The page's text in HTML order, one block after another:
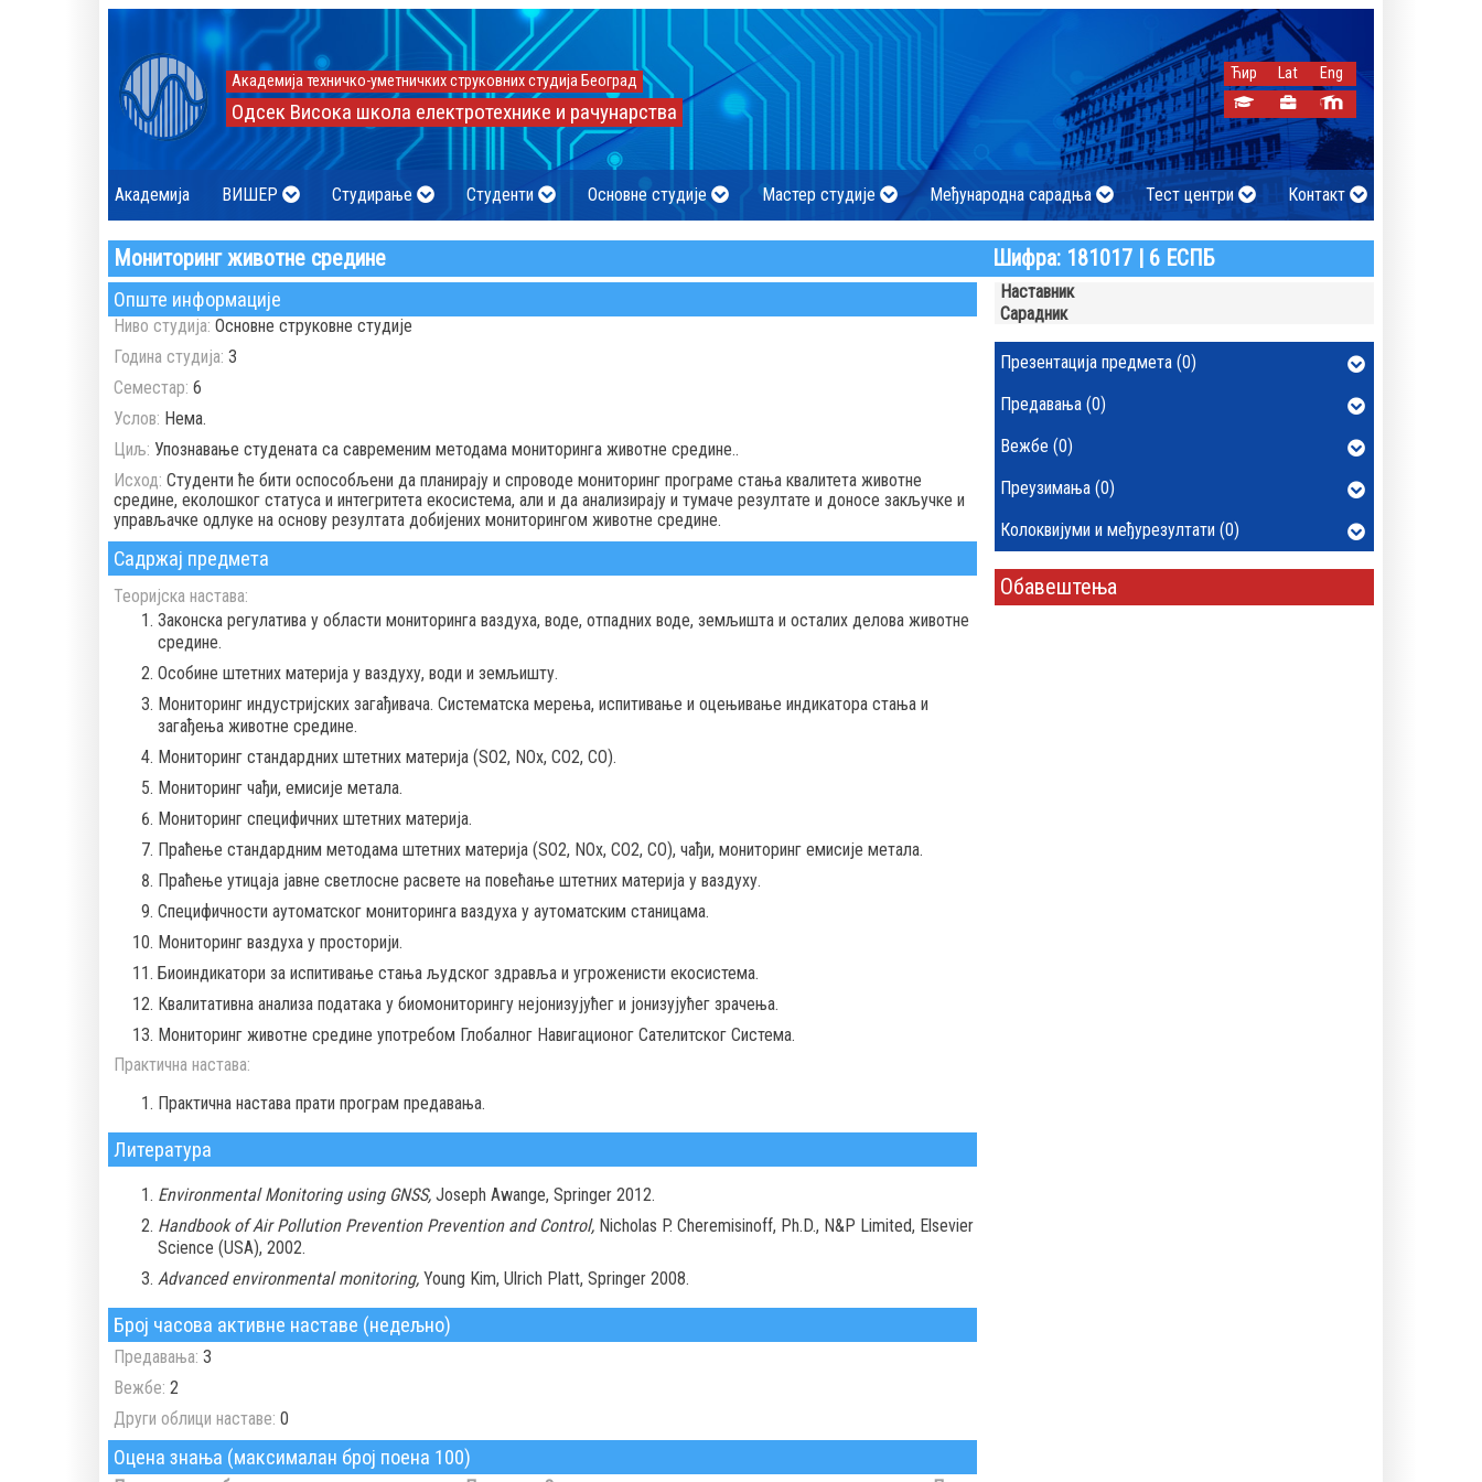
Академија техничко-уметничких струковних студија Београд
Одсек Висока школа електротехнике и рачунарства
Ћир Lat Eng
Академија ВИШЕР Студирање Студенти Основне студије Мастер студије Међународна сарадња Тест центри Контакт
Мониторинг животне средине Шифра: 181017 | 6 ЕСПБ
Опште информације
Ниво студија: Основне струковне студије
Година студија: 3
Семестар: 6
Услов: Нема.
Циљ: Упознавање студената са савременим методама мониторинга животне средине..
Исход: Студенти ће бити оспособљени да планирају и спроводе мониторинг програме стања квалитета животне
средине, еколошког статуса и интегритета екосистема, али и да анализирају и тумаче резултате и доносе закључке и
управљачке одлуке на основу резултата добијених мониторингом животне средине.
Садржај предмета
Теоријска настава:
Законска регулатива у области мониторинга ваздуха, воде, отпадних воде, земљишта и осталих делова животне
средине.
Особине штетних материја у ваздуху, води и земљишту.
Мониторинг индустријских загађивача. Систематска мерења, испитивање и оцењивање индикатора стања и
загађења животне средине.
Mониторинг стандардних штетних материја (SO2, NOx, CO2, CO).
Мониторинг чађи, емисије метала.
Мониторинг специфичних штетних материја.
Праћење стандардним методама штетних материја (SO2, NOx, CO2, CO), чађи, мониторинг емисије метала.
Праћење утицаја јавне светлосне расвете на повећање штетних материја у ваздуху.
Специфичности аутоматског мониторинга ваздуха у аутоматским станицама.
Мониторинг ваздуха у просторији.
Биоиндикатори за испитивање стања људског здравља и угроженисти екосистема.
Квалитативна анализа података у биомониторингу нејонизујућег и јонизујућег зрачења.
Мониторинг животне средине употребом Глобалног Навигационог Сателитског Система.
Практична настава:
Практична настава прати програм предавања.
Литература
Environmental Monitoring using GNSS,Joseph Awange, Springer 2012.
Handbook of Air Pollution Prevention Prevention and Control,Nicholas P. Cheremisinoff, Ph.D., N&P Limited, Elsevier
Science (USA), 2002.
Advanced environmental monitoring,Young Kim, Ulrich Platt, Springer 2008.
Број часова активне наставе (недељно)
Предавања: 3
Вежбе: 2
Други облици наставе: 0
Оцена знања (максималан број поена 100)
Наставник
Сарадник
Презентација предмета (0)
Предавања (0)
Вежбе (0)
Преузимања (0)
Колоквијуми и међурезултати (0)
Обавештења